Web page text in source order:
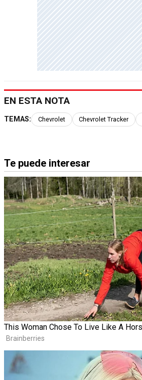
EN ESTA NOTA
TEMAS: Chevrolet Chevrolet Tracker